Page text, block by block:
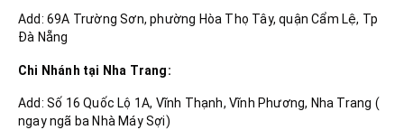
Add: 69A Trường Sơn, phường Hòa Thọ Tây, quận Cẩm Lệ, Tp
Đà Nẵng
Chi Nhánh tại Nha Trang:
Add: Số 16 Quốc Lộ 1A, Vĩnh Thạnh, Vĩnh Phương, Nha Trang (
ngay ngã ba Nhà Máy Sợi)